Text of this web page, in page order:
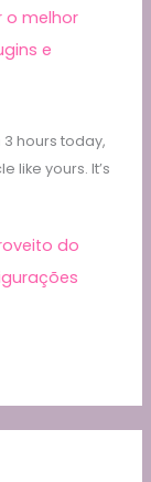
o melhor
e
hours today,
like yours. It’s
do